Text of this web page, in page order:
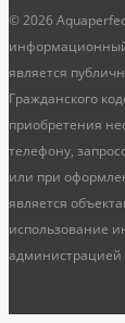
© 2026
информационный
является
Гражданского
приобретения
телефону,
или при
является
использование
администрацией